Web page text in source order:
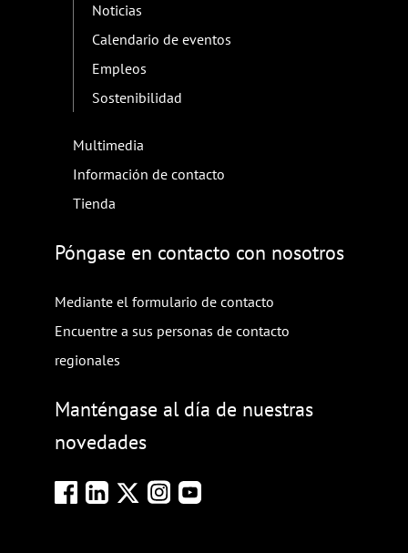
Noticias
Calendario de eventos
Empleos
Sostenibilidad
Multimedia
Información de contacto
Tienda
Póngase en contacto con nosotros
Mediante el formulario de contacto
Encuentre a sus personas de contacto
regionales
Manténgase al día de nuestras
novedades